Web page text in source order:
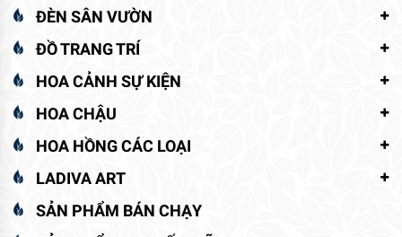
ĐÈN SÂN VƯỜN
ĐỒ TRANG TRÍ
HOA CẢNH SỰ KIỆN
HOA CHẬU
HOA HỒNG CÁC LOẠI
LADIVA ART
SẢN PHẨM BÁN CHẠY